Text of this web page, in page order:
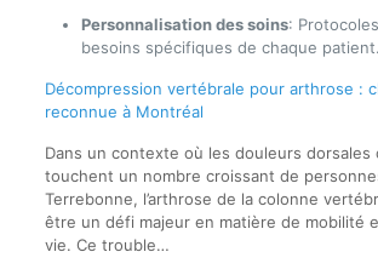
Personnalisation des soins:
besoins spécifiques de chaque patient.
Décompression vertébrale pour arthrose :
reconnue à Montréal
Dans un contexte où les douleurs dorsales
touchent un nombre croissant de
Terrebonne, l’arthrose de la colonne
être un défi majeur en matière de mobilité
vie. Ce trouble…